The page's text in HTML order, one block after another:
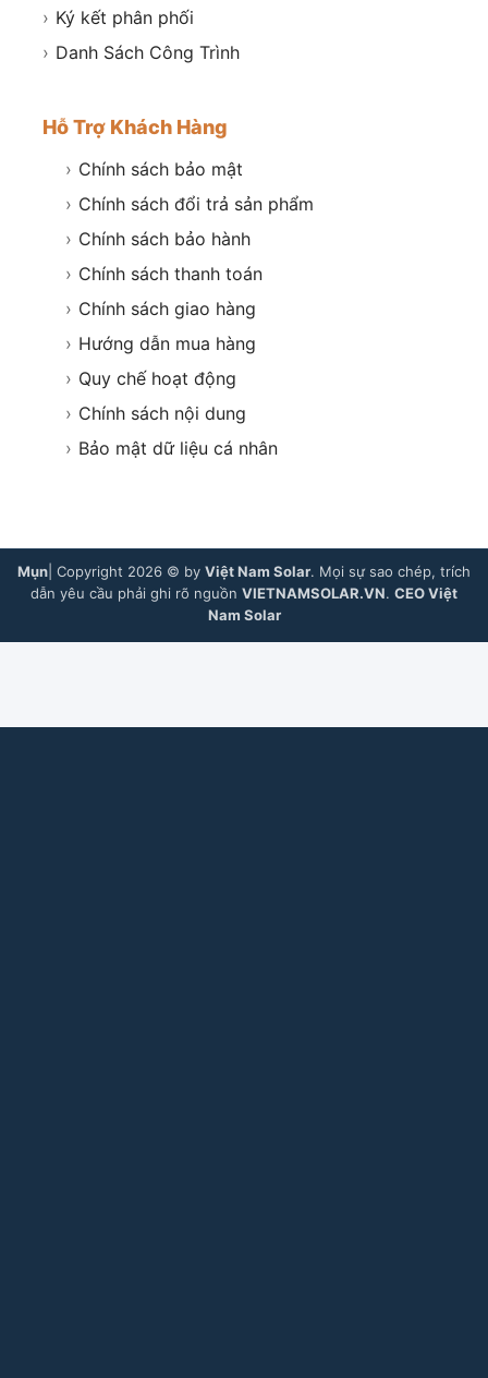
› Ký kết phân phối
› Danh Sách Công Trình
Hỗ Trợ Khách Hàng
› Chính sách bảo mật
› Chính sách đổi trả sản phẩm
› Chính sách bảo hành
› Chính sách thanh toán
› Chính sách giao hàng
› Hướng dẫn mua hàng
› Quy chế hoạt động
› Chính sách nội dung
› Bảo mật dữ liệu cá nhân
Mụn | Copyright 2026 © by Việt Nam Solar. Mọi sự sao chép, trích
dẫn yêu cầu phải ghi rõ nguồn VIETNAMSOLAR.VN. CEO Việt
Nam Solar